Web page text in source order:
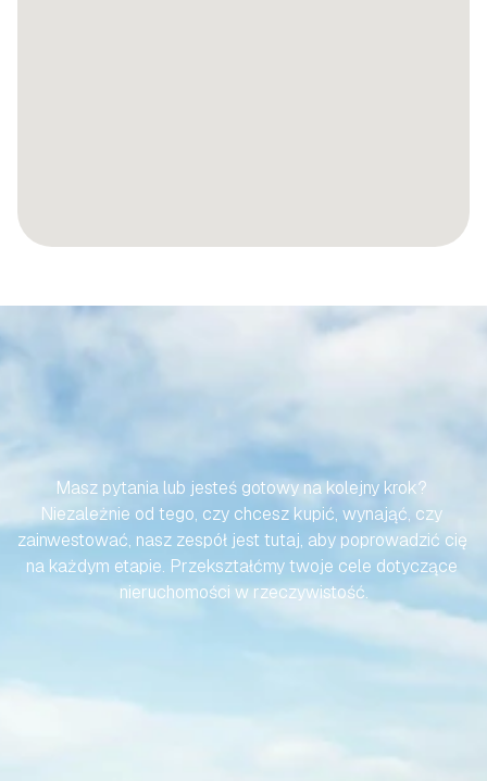
BEZWYSIŁKOWA
Masz pytania lub jesteś gotowy na kolejny krok?
Niezależnie od tego, czy chcesz kupić, wynająć, czy
zainwestować, nasz zespół jest tutaj, aby poprowadzić cię
na każdym etapie. Przekształćmy twoje cele dotyczące
nieruchomości w rzeczywistość.